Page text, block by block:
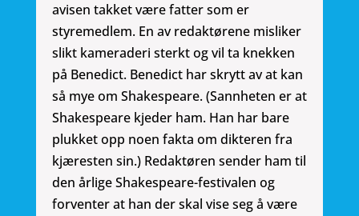
avisen takket være fatter som er
styremedlem. En av redaktørene misliker
slikt kameraderi sterkt og vil ta knekken
på Benedict. Benedict har skrytt av at kan
så mye om Shakespeare. (Sannheten er at
Shakespeare kjeder ham. Han har bare
plukket opp noen fakta om dikteren fra
kjæresten sin.) Redaktøren sender ham til
den årlige Shakespeare-festivalen og
forventer at han der skal vise seg å være